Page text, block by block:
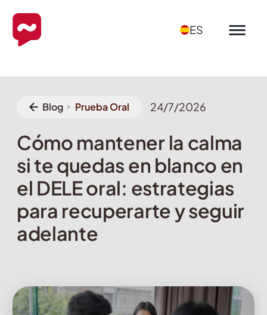
ES
Blog Prueba Oral 24/7/2026
Cómo mantener la calma
si te quedas en blanco en
el DELE oral: estrategias
para recuperarte y seguir
adelante